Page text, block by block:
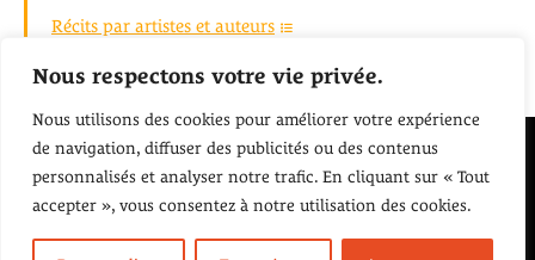
Nous respectons votre vie privée.
Nous utilisons des cookies pour améliorer votre expérience
de navigation, diffuser des publicités ou des contenus
personnalisés et analyser notre trafic. En cliquant sur « Tout
accepter », vous consentez à notre utilisation des cookies.
Récits par artistes et auteurs
Écoutons Nos pochettes